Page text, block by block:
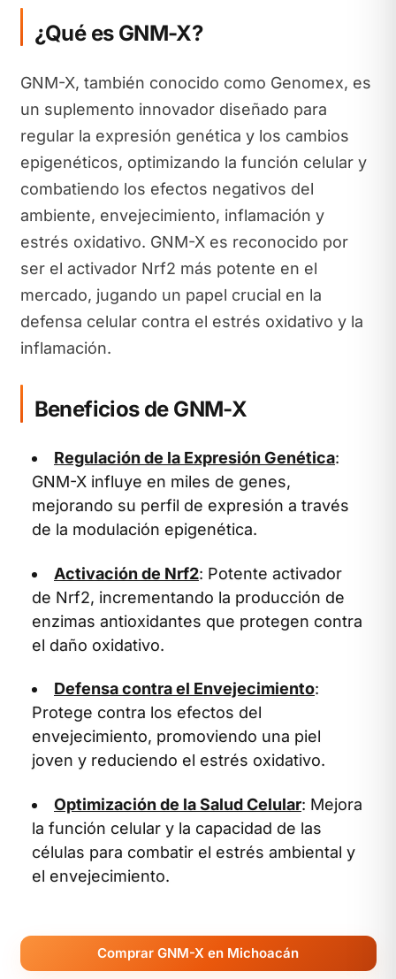
¿Qué es GNM-X?
GNM-X, también conocido como Genomex, es
un suplemento innovador diseñado para
regular la expresión genética y los cambios
epigenéticos, optimizando la función celular y
combatiendo los efectos negativos del
ambiente, envejecimiento, inflamación y
estrés oxidativo. GNM-X es reconocido por
ser el activador Nrf2 más potente en el
mercado, jugando un papel crucial en la
defensa celular contra el estrés oxidativo y la
inflamación.
Beneficios de GNM-X
Regulación de la Expresión Genética:
GNM-X influye en miles de genes,
mejorando su perfil de expresión a través
de la modulación epigenética.
Activación de Nrf2: Potente activador
de Nrf2, incrementando la producción de
enzimas antioxidantes que protegen contra
el daño oxidativo.
Defensa contra el Envejecimiento:
Protege contra los efectos del
envejecimiento, promoviendo una piel
joven y reduciendo el estrés oxidativo.
Optimización de la Salud Celular: Mejora
la función celular y la capacidad de las
células para combatir el estrés ambiental y
el envejecimiento.
Comprar GNM-X en Michoacán